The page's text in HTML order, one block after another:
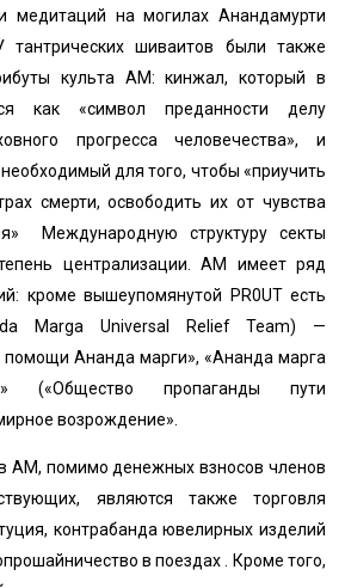
медитаций на могилах Анандамурти
тантрических шиваитов были также
культа AM: кинжал, который в
как «символ преданности делу
прогресса человечества», и
для того, чтобы «приучить
смерти, освободить их от чувства
Международную структуру секты
централизации. AM имеет ряд
кроме вышеупомянутой PR0UT есть
Marga Universal Relief Team) —
Ананда марги», «Ананда марга
(«Общество пропаганды пути
возрождение».
AM, помимо денежных взносов членов
являются также торговля
контрабанда ювелирных изделий
в поездах . Кроме того,